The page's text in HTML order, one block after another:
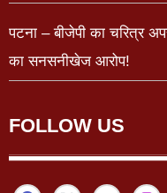
पटना – बीजेपी का चरित्र
का सनसनीखेज आरोप!
FOLLOW US